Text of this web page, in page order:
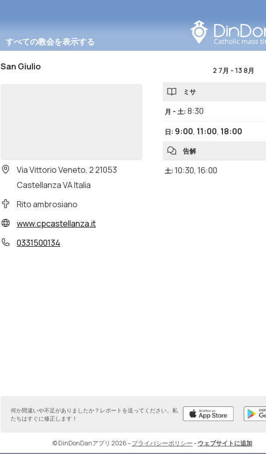
すべての教会を表示する
San Giulio
Via Vittorio Veneto, 2 21053
Castellanza VA Italia
Rito ambrosiano
www.cpcastellanza.it
0331500134
2 7月 - 13 8月
ミサ
月 - 土: 8:30
日: 9:00, 11:00, 18:00
告解
土: 10:30, 16:00
何か間違いや不足がありましたか？レポートを送ってください、私
たちはすぐに修正します！
© DinDonDanアプリ 2026–プライバシーポリシー–ウェブサイトに追加